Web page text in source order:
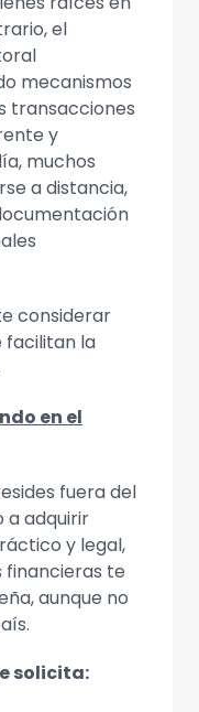
el
mecanismos
transacciones
y
muchos
a distancia,
considerar
facilitan la
en el
fuera del
a adquirir
y legal,
financieras te
aunque no
solicita: